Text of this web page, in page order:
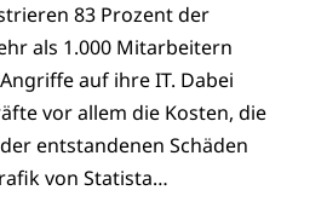
83 Prozent der
als 1.000 Mitarbeitern
auf ihre IT. Dabei
vor allem die Kosten, die
entstandenen Schäden
von Statista…